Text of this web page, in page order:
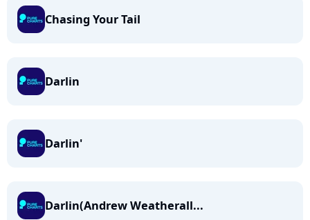
Chasing Your Tail
Darlin
Darlin'
Darlin(Andrew Weatherall...